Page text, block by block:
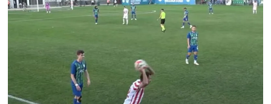
Yemek
SİVİL TOPLUM
SEÇİM 2014
KİM KİMDİR